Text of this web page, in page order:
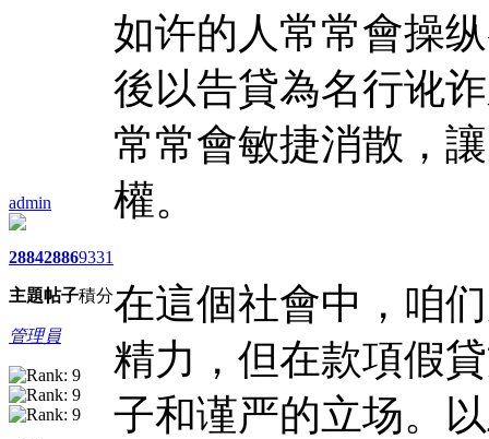
admin
2884
主題
2886
帖子
9331
積分
管理員
如许的人常常會操
後以告貸為名行讹
常常會敏捷消散，
權。
在這個社會中，咱
精力，但在款項假
子和谨严的立场。